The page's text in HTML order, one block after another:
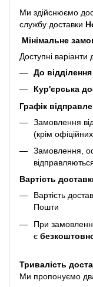
Ми здійснюємо
службу доставки
Мінімальне
Доступні варіанти
До
Кур'єрська
Графік
Замовлення
(крім
Замовлення,
Вартість
Вартість
Пошти
При
є
Тривалість
Ми пропонуємо